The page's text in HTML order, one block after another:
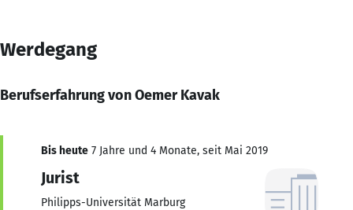
Werdegang
Berufserfahrung von Oemer Kavak
Bis heute 7 Jahre und 4 Monate, seit Mai 2019
Jurist
Philipps-Universität Marburg